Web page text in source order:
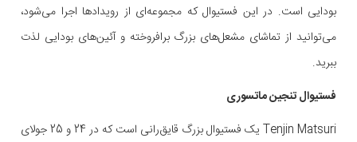
بودایی است. در این فستیوال که مجموعه‌ای از رویدادها اجرا می‌شود،
می‌توانید از تماشای مشعل‌های بزرگ برافروخته و آئین‌های بودایی لذت
ببرید.
فستیوال تنجین ماتسوری
Tenjin Matsuri یک فستیوال بزرگ قایق‌رانی است که در 24 و 25 جولای